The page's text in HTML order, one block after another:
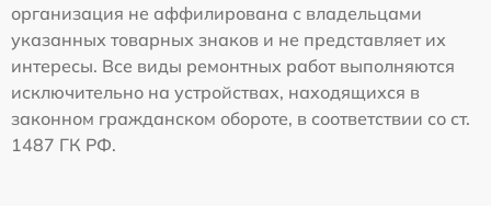
организация не аффилирована с владельцами
указанных товарных знаков и не представляет их
интересы. Все виды ремонтных работ выполняются
исключительно на устройствах, находящихся в
законном гражданском обороте, в соответствии со ст.
1487 ГК РФ.